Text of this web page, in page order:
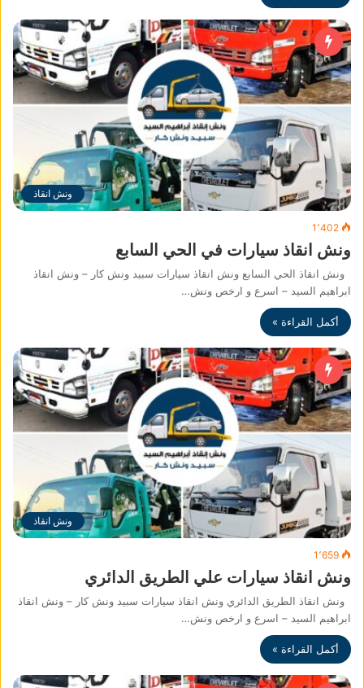
ونش انقاذ
1٬402
ونش انقاذ سيارات في الحي السابع
ونش انقاذ الحي السابع ونش انقاذ سيارات سبيد ونش كار – ونش انقاذ
ابراهيم السيد – اسرع و ارخص ونش…
أكمل القراءة »
ونش انقاذ
1٬659
ونش انقاذ سيارات علي الطريق الدائري
ونش انقاذ الطريق الدائري ونش انقاذ سيارات سبيد ونش كار – ونش انقاذ
ابراهيم السيد – اسرع و ارخص ونش…
أكمل القراءة »